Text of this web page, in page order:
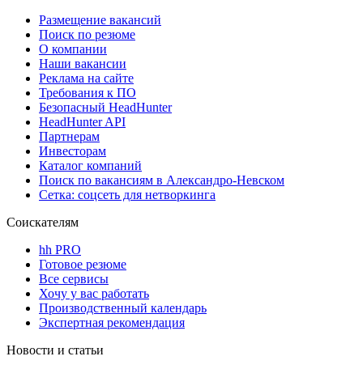
Размещение вакансий
Поиск по резюме
О компании
Наши вакансии
Реклама на сайте
Требования к ПО
Безопасный HeadHunter
HeadHunter API
Партнерам
Инвесторам
Каталог компаний
Поиск по вакансиям в Александро-Невском
Сетка: соцсеть для нетворкинга
Соискателям
hh PRO
Готовое резюме
Все сервисы
Хочу у вас работать
Производственный календарь
Экспертная рекомендация
Новости и статьи